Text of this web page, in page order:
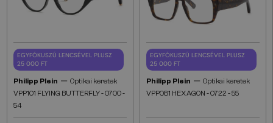
EGYFÓKUSZÚ LENCSÉVEL PLUSZ
25 000 FT
Philipp Plein — Optikai keretek
VPP101 FLYING BUTTERFLY - 0700 -
54
EGYFÓKUSZÚ LENCSÉVEL PLUSZ
25 000 FT
Philipp Plein — Optikai keretek
VPP081 HEXAGON - 0722 - 55